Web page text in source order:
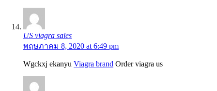
US viagra sales
พฤษภาคม 8, 2020 at 6:49 pm
Wgckxj ekanyu Viagra brand Order viagra us